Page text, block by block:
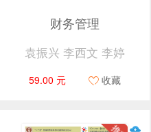
财务管理
袁振兴 李西文 李婷
59.00 元 收藏